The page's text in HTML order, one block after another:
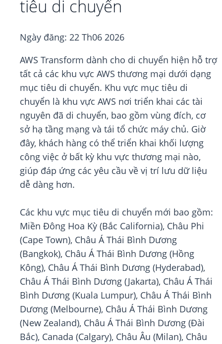
tiêu di chuyển
Ngày đăng: 22 Th06 2026
AWS Transform dành cho di chuyển hiện hỗ trợ
tất cả các khu vực AWS thương mại dưới dạng
mục tiêu di chuyển. Khu vực mục tiêu di
chuyển là khu vực AWS nơi triển khai các tài
nguyên đã di chuyển, bao gồm vùng đích, cơ
sở hạ tầng mạng và tái tổ chức máy chủ. Giờ
đây, khách hàng có thể triển khai khối lượng
công việc ở bất kỳ khu vực thương mại nào,
giúp đáp ứng các yêu cầu về vị trí lưu dữ liệu
dễ dàng hơn.
Các khu vực mục tiêu di chuyển mới bao gồm:
Miền Đông Hoa Kỳ (Bắc California), Châu Phi
(Cape Town), Châu Á Thái Bình Dương
(Bangkok), Châu Á Thái Bình Dương (Hồng
Kông), Châu Á Thái Bình Dương (Hyderabad),
Châu Á Thái Bình Dương (Jakarta), Châu Á Thái
Bình Dương (Kuala Lumpur), Châu Á Thái Bình
Dương (Melbourne), Châu Á Thái Bình Dương
(New Zealand), Châu Á Thái Bình Dương (Đài
Bắc), Canada (Calgary), Châu Âu (Milan), Châu